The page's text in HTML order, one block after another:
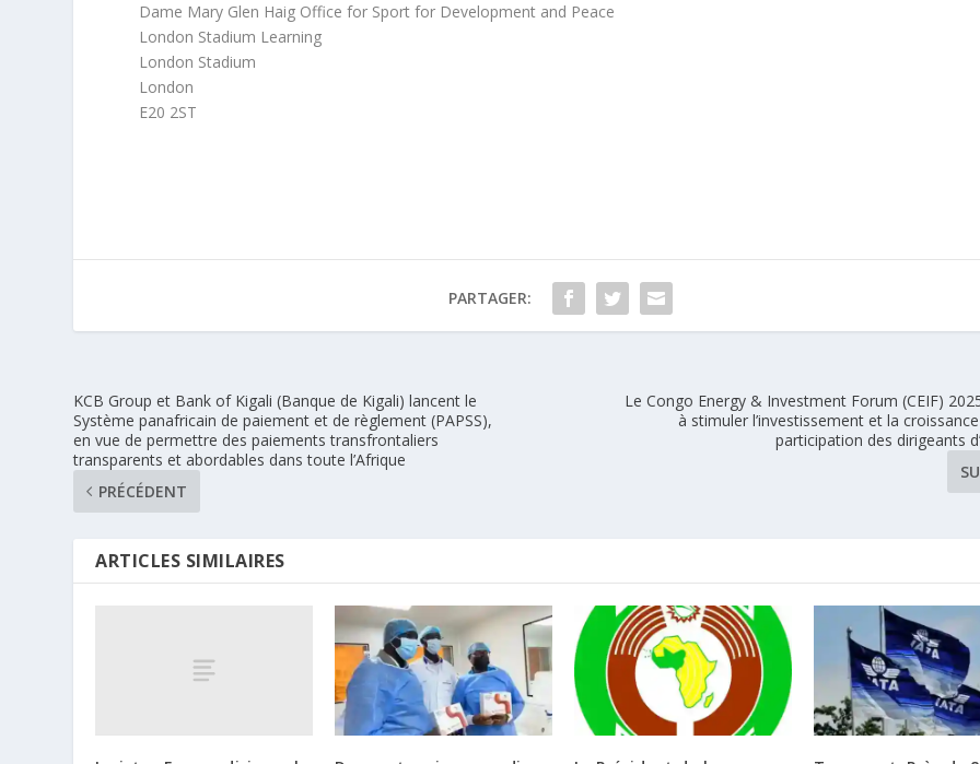
Dame Mary Glen Haig Office for Sport for Development and Peace
London Stadium Learning
London Stadium
London
E20 2ST
PARTAGER:
KCB Group et Bank of Kigali (Banque de Kigali) lancent le
Système panafricain de paiement et de règlement (PAPSS),
en vue de permettre des paiements transfrontaliers
transparents et abordables dans toute l’Afrique
PRÉCÉDENT
Le Congo Energy & Investment Forum (CEIF)
à stimuler l’investissement et la
participation des dirigeants
ARTICLES SIMILAIRES